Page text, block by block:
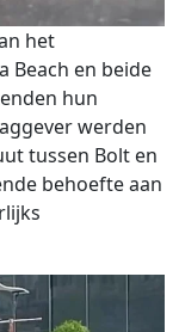
het
Beach en beide
hun
werden
tussen Bolt en
behoefte aan